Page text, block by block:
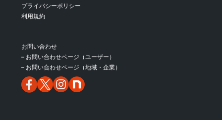
プライバシーポリシー
利用規約
お問い合わせ
– お問い合わせページ（ユーザー）
– お問い合わせページ（地域・企業）